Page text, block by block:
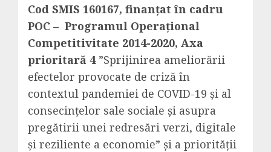
Cod SMIS 160167, finanțat în cadru
POC – Programul Operaţional
Competitivitate 2014-2020, Axa
prioritară 4”Sprijinirea ameliorării
efectelor provocate de criză în
contextul pandemiei de COVID-19 și al
consecințelor sale sociale și asupra
pregătirii unei redresări verzi, digitale
și reziliente a economie” și a priorității